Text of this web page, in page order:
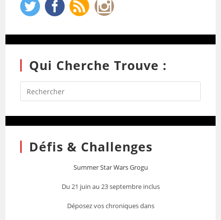
Qui Cherche Trouve :
Défis & Challenges
Summer Star Wars Grogu
Du 21 juin au 23 septembre inclus
Déposez vos chroniques dans